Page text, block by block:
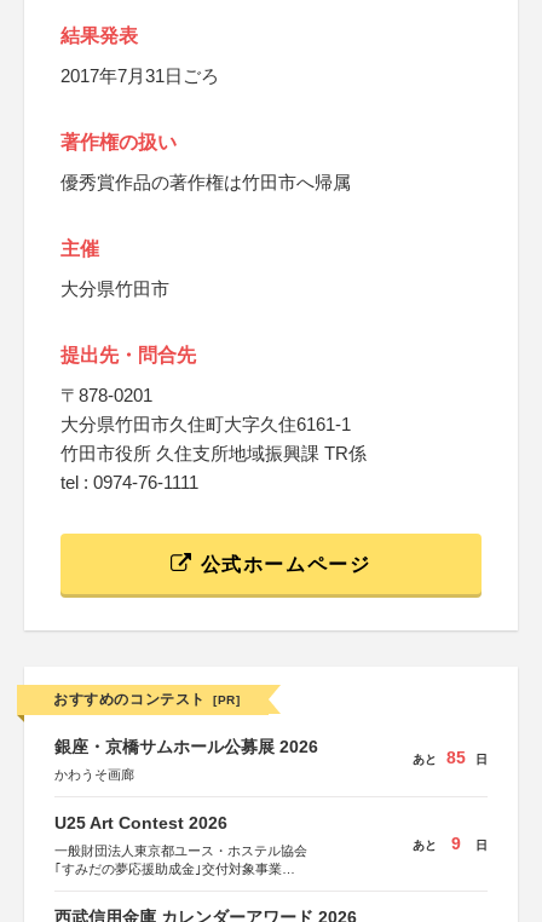
結果発表
2017年7月31日ごろ
著作権の扱い
優秀賞作品の著作権は竹田市へ帰属
主催
大分県竹田市
提出先・問合先
〒878-0201
大分県竹田市久住町大字久住6161-1
竹田市役所 久住支所地域振興課 TR係
tel : 0974-76-1111
公式ホームページ
おすすめのコンテスト [PR]
銀座・京橋サムホール公募展 2026
かわうそ画廊
あと 85 日
U25 Art Contest 2026
一般財団法人東京都ユース・ホステル協会
｢すみだの夢応援助成金｣交付対象事業
あと 9 日
西武信用金庫 カレンダーアワード 2026